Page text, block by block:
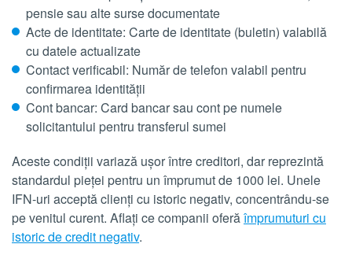
pensie sau alte surse documentate
Acte de identitate: Carte de identitate (buletin) valabilă
cu datele actualizate
Contact verificabil: Număr de telefon valabil pentru
confirmarea identității
Cont bancar: Card bancar sau cont pe numele
solicitantului pentru transferul sumei
Aceste condiții variază ușor între creditori, dar reprezintă
standardul pieței pentru un împrumut de 1000 lei. Unele
IFN-uri acceptă clienți cu istoric negativ, concentrându-se
pe venitul curent. Aflați ce companii oferăîmprumuturi cu
istoric de credit negativ.